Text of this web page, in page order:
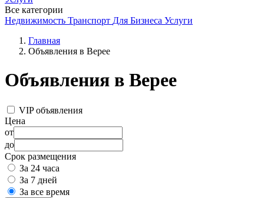
Все категории
Недвижимость Транспорт Для Бизнеса Услуги
Главная
Объявления в Верее
Объявления в Верее
VIP объявления
Цена
от
до
Срок размещения
За 24 часа
За 7 дней
За все время